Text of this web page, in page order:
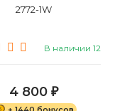
2772-1W
В наличии 12
4 800 ₽